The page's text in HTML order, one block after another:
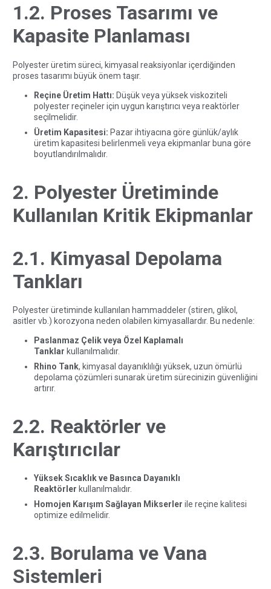
1.2. Proses Tasarımı ve
Kapasite Planlaması
Polyester üretim süreci, kimyasal reaksiyonlar içerdiğinden
proses tasarımı büyük önem taşır.
Reçine Üretim Hattı: Düşük veya yüksek viskoziteli
polyester reçineler için uygun karıştırıcı veya reaktörler
seçilmelidir.
Üretim Kapasitesi: Pazar ihtiyacına göre günlük/aylık
üretim kapasitesi belirlenmeli veya ekipmanlar buna göre
boyutlandırılmalıdır.
2. Polyester Üretiminde
Kullanılan Kritik Ekipmanlar
2.1. Kimyasal Depolama
Tankları
Polyester üretiminde kullanılan hammaddeler (stiren, glikol,
asitler vb.) korozyona neden olabilen kimyasallardır. Bu nedenle:
Paslanmaz Çelik veya Özel Kaplamalı
Tanklar kullanılmalıdır.
Rhino Tank, kimyasal dayanıklılığı yüksek, uzun ömürlü
depolama çözümleri sunarak üretim sürecinizin güvenliğini
artırır.
2.2. Reaktörler ve
Karıştırıcılar
Yüksek Sıcaklık ve Basınca Dayanıklı
Reaktörler kullanılmalıdır.
Homojen Karışım Sağlayan Mikserler ile reçine kalitesi
optimize edilmelidir.
2.3. Borulama ve Vana
Sistemleri